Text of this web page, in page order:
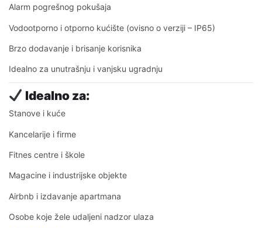
Alarm pogrešnog pokušaja
Vodootporno i otporno kućište (ovisno o verziji – IP65)
Brzo dodavanje i brisanje korisnika
Idealno za unutrašnju i vanjsku ugradnju
Idealno za:
Stanove i kuće
Kancelarije i firme
Fitnes centre i škole
Magacine i industrijske objekte
Airbnb i izdavanje apartmana
Osobe koje žele udaljeni nadzor ulaza